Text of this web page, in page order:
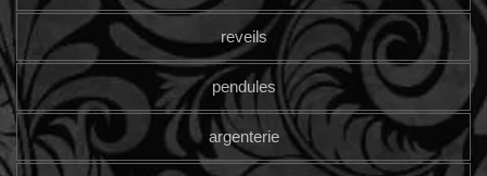
reveils
pendules
argenterie